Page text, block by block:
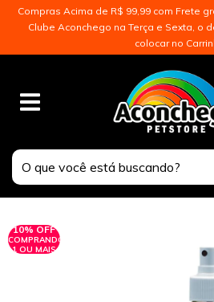
Compras Acima de R$ 99,99 com Frete
Clube Aconchego na Terça e Sexta, o
colocar no
10% OFF
COMPRANDO
1 OU MAIS